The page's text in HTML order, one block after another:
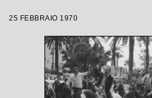
25 FEBBRAIO 1970